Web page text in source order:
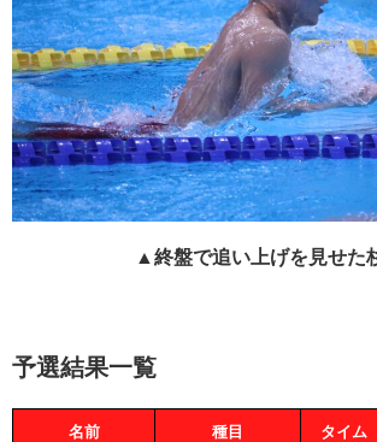
▲終盤で追い上げを見せた
予選結果一覧
名前 種目 タイム